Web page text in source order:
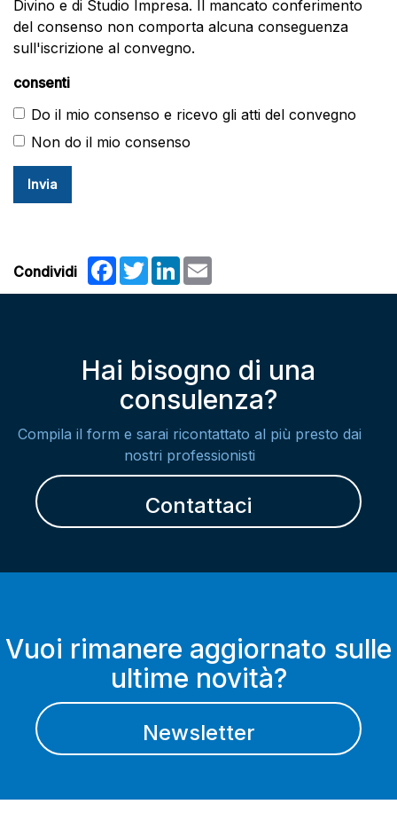
Divino e di Studio Impresa. Il mancato conferimento
del consenso non comporta alcuna conseguenza
sull'iscrizione al convegno.
consenti
Do il mio consenso e ricevo gli atti del convegno
Non do il mio consenso
Condividi Facebook
TwitterLinkedIn
Hai bisogno di una
consulenza?
Compila il form e sarai ricontattato al più presto dai
nostri professionisti
Contattaci
Vuoi rimanere aggiornato sulle
ultime novità?
Newsletter